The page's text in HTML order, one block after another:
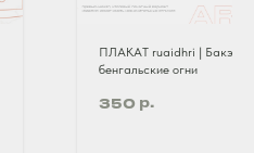
ПЛАКАТ ruaidhri |
бенгальские огни
350 р.